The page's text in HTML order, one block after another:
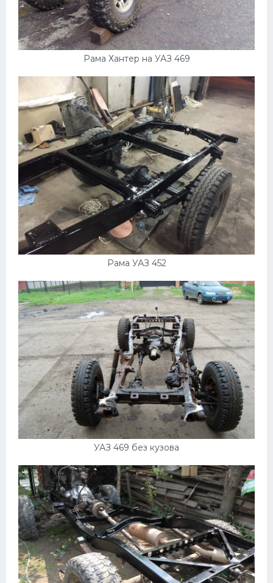
Рама Хантер на УАЗ 469
Рама УАЗ 452
УАЗ 469 без кузова